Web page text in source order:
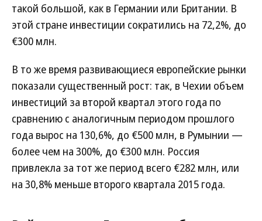
такой большой, как в Германии или Британии. В
этой стране инвестиции сократились на 72,2%, до
€300 млн.
В то же время развивающиеся европейские рынки
показали существенный рост: так, в Чехии объем
инвестиций за второй квартал этого года по
сравнению с аналогичным периодом прошлого
года вырос на 130,6%, до €500 млн, в Румынии —
более чем на 300%, до €300 млн. Россия
привлекла за тот же период всего €282 млн, или
на 30,8% меньше второго квартала 2015 года.